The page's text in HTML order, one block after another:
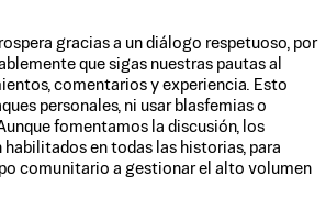
gracias a un diálogo respetuoso, por
que sigas nuestras pautas al
comentarios y experiencia. Esto
personales, ni usar blasfemias o
fomentamos la discusión, los
en todas las historias, para
comunitario a gestionar el alto volumen